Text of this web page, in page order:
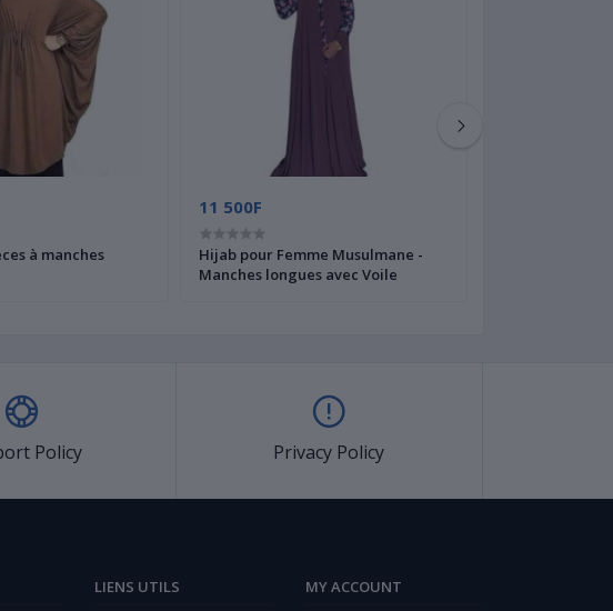
à manches
11 500F
Hijab pour Femme Musulmane -
Manches longues avec Voile
Policy Privacy Policy
LIENS UTILS MY ACCOUNT